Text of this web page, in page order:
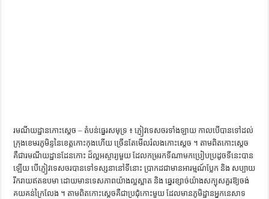
រមណីយដ្ឋានកោះស្តេច – តំបន់ធ្នេរសមុទ្រ ៖ ភ្ញៀវទេសចរទាំងឡាយ កាលបើបានទៅដល់
ក្រុងខេមរភូមិន្ទនៃខេត្តកោះកុងហើយ ច្រើនតែមើលរំលងកោះស្តេច ។ តាមពិតកោះស្តេច
គឺជារមណីយដ្ឋានដែនកោះ ដ៏ល្អអស្ចារ្យមួយ ដែលកម្ររកទីណាមកប្រៀបប្រដូចទីនេះបាន
ឡើយ បើភ្ញៀវទេសចរបានទៅទស្សនានៅទីនោះ ប្រាកដជាមានអារម្មណ៍ប្លែក និង សប្បាយ
រីករាយឥតឧបមា ដោយមានទេសភាពយ៉ាងល្អស្អាត និង ឆ្នេរខ្សាច់យ៉ាងសក្បុសគួរឱ្យចង់
គយគន់ក្រៃលែង ។ តាមពិតកោះស្តេចគឺជាប្រជុំកោះមួយ ដែលមានភូមិដ្ឋានអ្នកនេសាទ